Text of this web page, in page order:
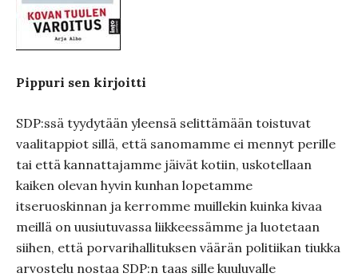
Pippuri sen kirjoitti
SDP:ssä tyydytään yleensä selittämään toistuvat
vaalitappiot sillä, että sanomamme ei mennyt perille
tai että kannattajamme jäivät kotiin, uskotellaan
kaiken olevan hyvin kunhan lopetamme
itseruoskinnan ja kerromme muillekin kuinka kivaa
meillä on uusiutuvassa liikkeessämme ja luotetaan
siihen, että porvarihallituksen väärän politiikan tiukka
arvostelu nostaa SDP:n taas sille kuuluvalle